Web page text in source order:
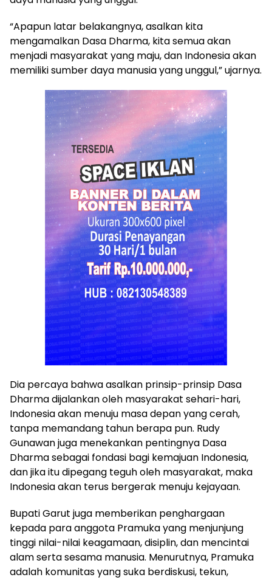
“Apapun latar belakangnya, asalkan kita
mengamalkan Dasa Dharma, kita semua akan
menjadi masyarakat yang maju, dan Indonesia akan
memiliki sumber daya manusia yang unggul,” ujarnya.
Dia percaya bahwa asalkan prinsip-prinsip Dasa
Dharma dijalankan oleh masyarakat sehari-hari,
Indonesia akan menuju masa depan yang cerah,
tanpa memandang tahun berapa pun. Rudy
Gunawan juga menekankan pentingnya Dasa
Dharma sebagai fondasi bagi kemajuan Indonesia,
dan jika itu dipegang teguh oleh masyarakat, maka
Indonesia akan terus bergerak menuju kejayaan.
Bupati Garut juga memberikan penghargaan
kepada para anggota Pramuka yang menjunjung
tinggi nilai-nilai keagamaan, disiplin, dan mencintai
alam serta sesama manusia. Menurutnya, Pramuka
adalah komunitas yang suka berdiskusi, tekun,